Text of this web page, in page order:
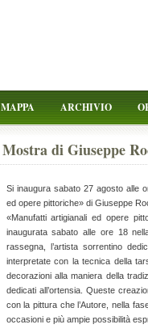
MAPPA ARCHIVIO
Mostra di Giuseppe
Si inaugura sabato 27 agosto alle
ed opere pittoriche» di Giuseppe
«Manufatti artigianali ed opere
inaugurata sabato alle ore 18
rassegna, l’artista sorrentino
interpretate con la tecnica della
decorazioni alla maniera della
dedicati all’ortensia. Queste
con la pittura che l’Autore, nella
occasioni e più ampie possibilità